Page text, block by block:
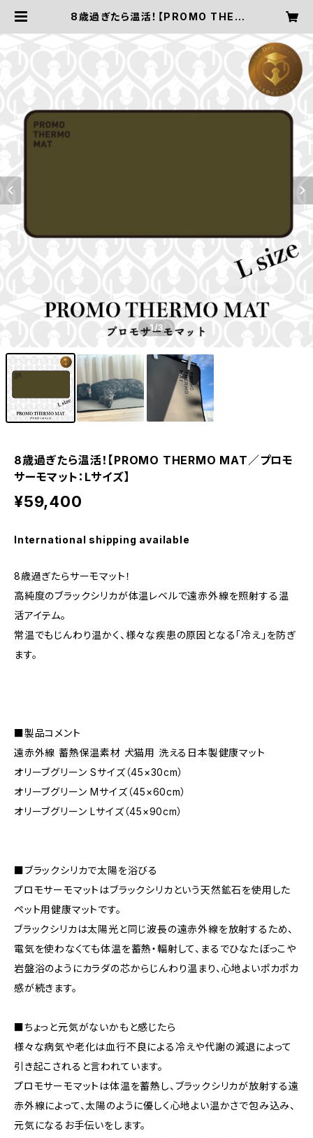
8歳過ぎたら温活！【PROMO THER
1/3
8歳過ぎたら温活！【PROMO THERMO MAT／プロモ
サーモマット：Lサイズ】
¥59,400
International shipping available
8歳過ぎたらサーモマット！
高純度のブラックシリカが体温レベルで遠赤外線を照射する温
活アイテム。
常温でもじんわり温かく、様々な疾患の原因となる「冷え」を防ぎ
ます。
■製品コメント
遠赤外線 蓄熱保温素材 犬猫用 洗える日本製健康マット
オリーブグリーン Sサイズ（45×30cm）
オリーブグリーン Mサイズ（45×60cm）
オリーブグリーン Lサイズ（45×90cm）
■ブラックシリカで太陽を浴びる
プロモサーモマットはブラックシリカという天然鉱石を使用した
ペット用健康マットです。
ブラックシリカは太陽光と同じ波長の遠赤外線を放射するため、
電気を使わなくても体温を蓄熱・輻射して、まるでひなたぼっこや
岩盤浴のようにカラダの芯からじんわり温まり、心地よいポカポカ
感が続きます。
■ちょっと元気がないかもと感じたら
様々な病気や老化は血行不良による冷えや代謝の減退によって
引き起こされると言われています。
プロモサーモマットは体温を蓄熱し、ブラックシリカが放射する遠
赤外線によって、太陽のように優しく心地よい温かさで包み込み、
元気になるお手伝いをします。